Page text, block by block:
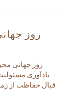
روز
روز جهانی
یادآوری
قبال حفاظت از